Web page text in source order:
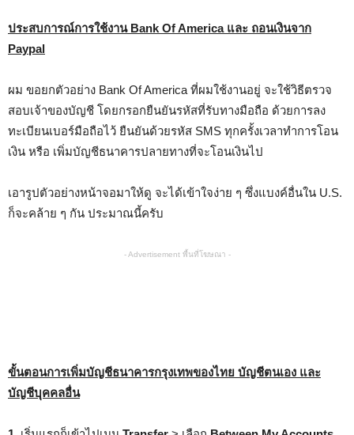
ประสบการณ์การใช้งาน Bank Of America และ ถอนเงินจาก
Paypal
ผม ขอยกตัวอย่าง Bank Of America ที่ผมใช้งานอยู่ จะใช้วิธีตรวจ
สอบเจ้าของบัญชี โดยกรอกยืนยันรหัสที่รับทางมือถือ ด้วยการลง
ทะเบียนเบอร์มือถือไว้ ยืนยันด้วยรหัส SMS ทุกครั้งเวลาทำการโอน
เงิน หรือ เพิ่มบัญชีธนาคารปลายทางที่จะโอนเงินไป
เอารูปตัวอย่างหน้าจอมาให้ดู จะได้เข้าใจง่าย ๆ ซึ่งแบงค์อื่นใน U.S.
ก็จะคล้าย ๆ กัน ประมาณนี้ครับ
- Advertisement พื้นที่โฆษณา -
ขั้นตอนการเพิ่มบัญชีธนาคารกรุงเทพของไทย บัญชีตนเอง และ
บัญชีบุคคลอื่น